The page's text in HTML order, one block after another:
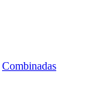
Combinadas